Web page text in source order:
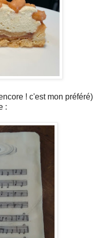
! c'est mon préféré)
: